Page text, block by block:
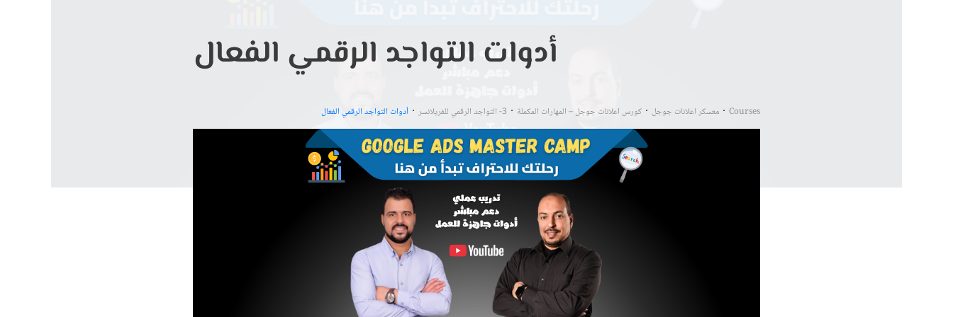
أدوات التواجد الرقمي الفعال
Courses معسكر اعلانات جوجل كورس اعلانات جوجل – المهارات المكملة 3- التواجد الرقمي للفريلانسر أدوات التواجد الرقمي الفعال